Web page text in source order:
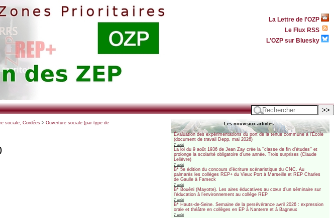
La Lettre de l'OZP
Le Flux RSS
L'OZP sur Bluesky
sociale, Cordées> Ouverture sociale (par type de
Les nouveaux articles
Évaluation des expérimentations du port de la tenue commune à l’École
(document de travail Depp, mai 2026)
7 août
La loi du 9 août 1936 de Jean Zay crée la ’’classe de fin d’études’’ et
prolonge la scolarité obligatoire d’une année. Trois surprises (Claude
Lelièvre)
7 août
B* 5e édition du concours d’écriture scénaristique du CNC. Au
palmarès les collèges REP+ du Vieux Port à Marseille et REP Charles
de Gaulle à Fameck
7 août
B* Bouéni (Mayotte). Les aires éducatives au cœur d’un séminaire sur
l’éducation à l’environnement au collège REP
7 août
B* Hauts-de-Seine. Semaine de la persévérance avril 2026 : expression
orale et théâtre en collèges en EP à Nanterre et à Bagneux
7 août